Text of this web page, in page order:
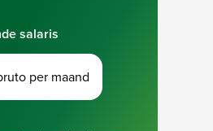
salaris
per maand